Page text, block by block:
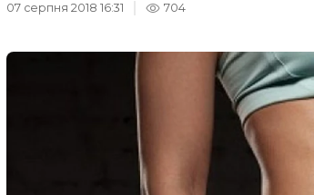
07 серпня 2018 16:31 704